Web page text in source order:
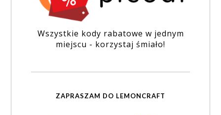
Wszystkie kody rabatowe w jednym
miejscu - korzystaj śmiało!
ZAPRASZAM DO LEMONCRAFT